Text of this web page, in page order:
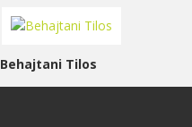
Behajtani Tilos